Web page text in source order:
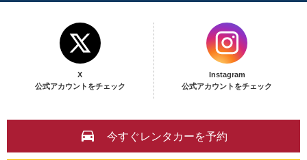
X
公式アカウントをチェック
Instagram
公式アカウントをチェック
今すぐレンタカーを予約